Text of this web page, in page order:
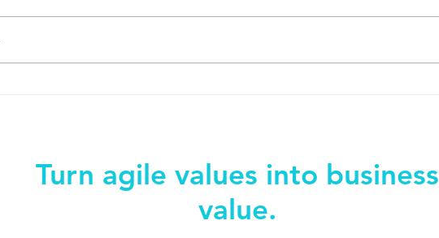
Turn agile values into business
value.